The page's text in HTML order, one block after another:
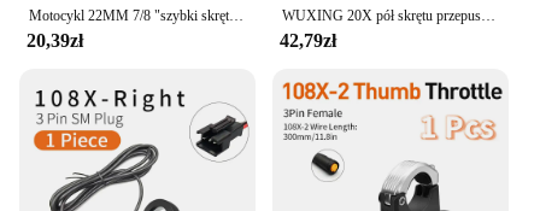
Motocykl 22MM 7/8 "szybki skręt uchwyty do manetki gazu wyrównać Twist gaz uchwyt przepustnicy uchwyt dla rowerów Dirt Pit ATV GPX SDG części
20,39zł
WUXING 20X pół skrętu przepustnicy rower elektryczny prawą rączkę przepustnicy wodoodporny/SM złącze dla rowerów E lub skuter elektryczny
42,79zł